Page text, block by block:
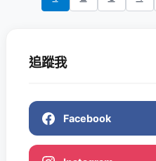
追蹤我
Facebook